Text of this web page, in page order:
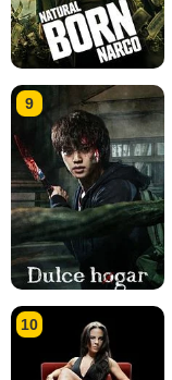
9
10